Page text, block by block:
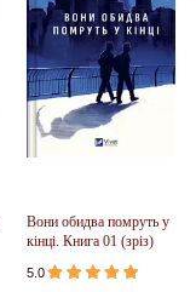
Вони обидва помруть у
кінці. Книга 01 (зріз)
5.0